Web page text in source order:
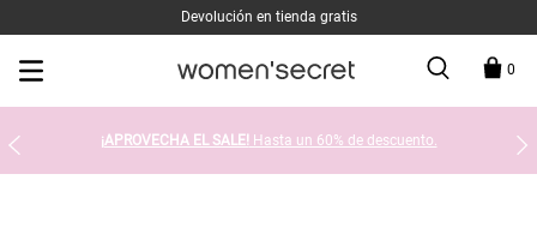
Devolución en tienda gratis
0
¡APROVECHA EL SALE! Hasta un 60% de descuento.